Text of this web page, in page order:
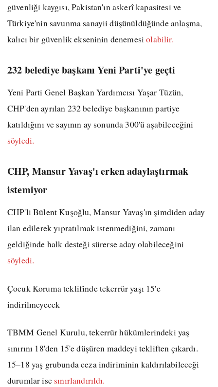
güvenliği kaygısı, Pakistan'ın askerî kapasitesi ve
Türkiye'nin savunma sanayii düşünüldüğünde anlaşma,
kalıcı bir güvenlik ekseninin denemesiolabilir.
232 belediye başkanı Yeni Parti'ye geçti
Yeni Parti Genel Başkan Yardımcısı Yaşar Tüzün,
CHP'den ayrılan 232 belediye başkanının partiye
katıldığını ve sayının ay sonunda 300'ü aşabileceğini
söyledi.
CHP, Mansur Yavaş'ı erken adaylaştırmak
istemiyor
CHP'li Bülent Kuşoğlu, Mansur Yavaş'ın şimdiden aday
ilan edilerek yıpratılmak istenmediğini, zamanı
geldiğinde halk desteği sürerse aday olabileceğini
söyledi.
Çocuk Koruma teklifinde tekerrür yaşı 15'e
indirilmeyecek
TBMM Genel Kurulu, tekerrür hükümlerindeki yaş
sınırını 18'den 15'e düşüren maddeyi tekliften çıkardı.
15–18 yaş grubunda ceza indiriminin kaldırılabileceği
durumlar ise sınırlandırıldı.